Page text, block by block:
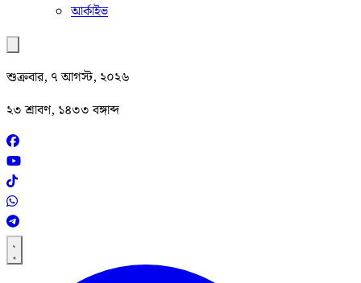
আর্কাইভ
শুক্রবার, ৭ আগস্ট, ২০২৬
২৩ শ্রাবণ, ১৪৩৩ বঙ্গাব্দ